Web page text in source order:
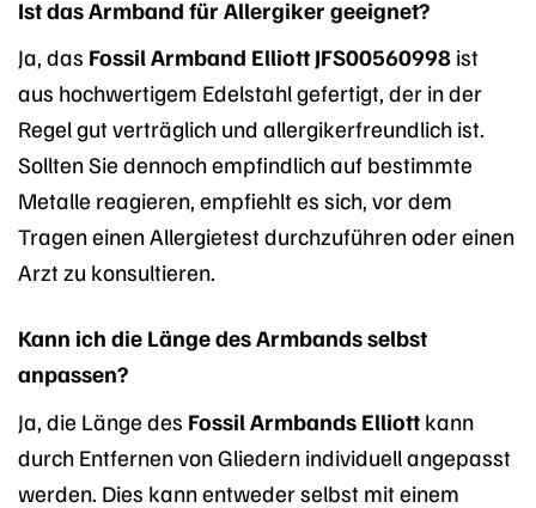
Ist das Armband für Allergiker geeignet?
Ja, das Fossil Armband Elliott JFS00560998 ist
aus hochwertigem Edelstahl gefertigt, der in der
Regel gut verträglich und allergikerfreundlich ist.
Sollten Sie dennoch empfindlich auf bestimmte
Metalle reagieren, empfiehlt es sich, vor dem
Tragen einen Allergietest durchzuführen oder einen
Arzt zu konsultieren.
Kann ich die Länge des Armbands selbst
anpassen?
Ja, die Länge des Fossil Armbands Elliott kann
durch Entfernen von Gliedern individuell angepasst
werden. Dies kann entweder selbst mit einem